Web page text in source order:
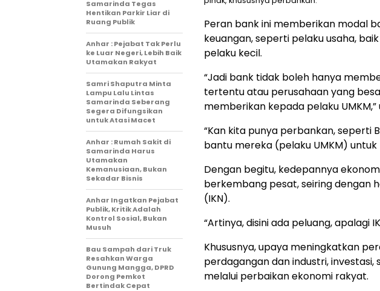
Peran bank ini memberikan modal
keuangan, seperti pelaku usaha,
pelaku kecil.
“Jadi bank tidak boleh hanya
tertentu atau perusahaan yang
memberikan kepada pelaku UMKM,”
“Kan kita punya perbankan, seperti
bantu mereka (pelaku UMKM) untuk
Dengan begitu, kedepannya
berkembang pesat, seiring dengan
(IKN).
“Artinya, disini ada peluang, apalagi
Khususnya, upaya meningkatkan
perdagangan dan industri,
melalui perbaikan ekonomi rakyat.
Samarinda Tegas
Hentikan Parkir Liar di
Ruang Publik
Anhar : Pejabat Tak Perlu
ke Luar Negeri, Lebih Baik
Utamakan Rakyat
Samri Shaputra Minta
Lampu Lalu Lintas
Samarinda Seberang
Segera Difungsikan
untuk Atasi Macet
Anhar : Rumah Sakit di
Samarinda Harus
Utamakan
Kemanusiaan, Bukan
Sekadar Bisnis
Anhar Ingatkan Pejabat
Publik, Kritik Adalah
Kontrol Sosial, Bukan
Musuh
Bau Sampah dari Truk
Resahkan Warga
Gunung Mangga, DPRD
Dorong Pemkot
Bertindak Cepat